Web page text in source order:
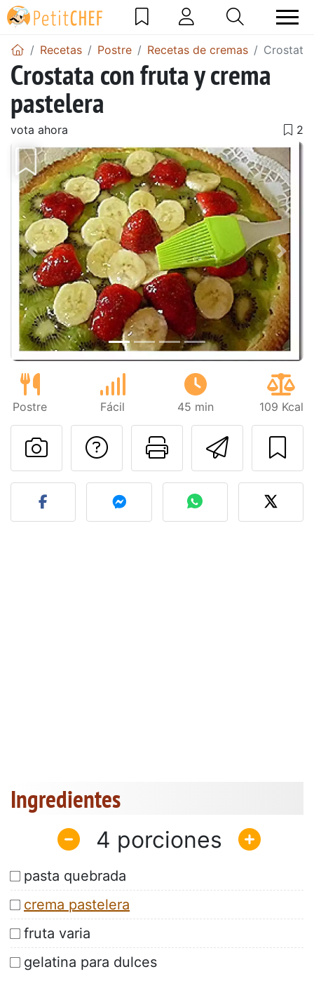
Recetas Postre Recetas de cremas Crostata
Crostata con fruta y crema
pastelera
vota ahora
Anterior
Postre Fácil 45 min 109 Kcal
Imprimir
Preguntar al autor
Publicar la foto de esta
Ingredientes
4
pasta quebrada
crema pastelera
fruta varia
gelatina para dulces